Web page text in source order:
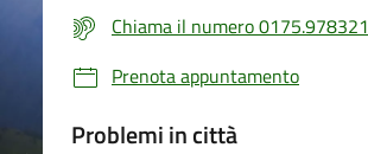
Chiama il numero 0175.978321
Prenota appuntamento
Problemi in città